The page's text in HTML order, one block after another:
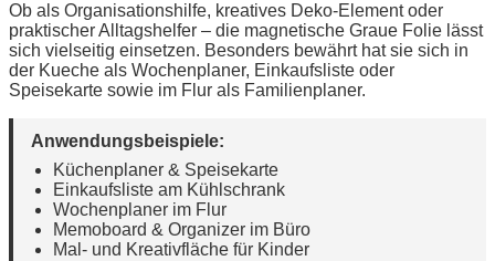
Ob als Organisationshilfe, kreatives Deko-Element oder
praktischer Alltagshelfer – die magnetische Graue Folie lässt
sich vielseitig einsetzen. Besonders bewährt hat sie sich in
der Kueche als Wochenplaner, Einkaufsliste oder
Speisekarte sowie im Flur als Familienplaner.
Anwendungsbeispiele:
Küchenplaner & Speisekarte
Einkaufsliste am Kühlschrank
Wochenplaner im Flur
Memoboard & Organizer im Büro
Mal- und Kreativfläche für Kinder